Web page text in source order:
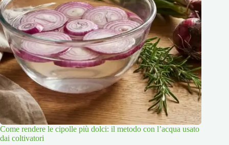
Come rendere le cipolle più dolci: il metodo con l’acqua usato
dai coltivatori